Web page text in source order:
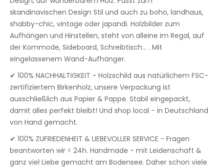
skandinavischen Design Stil und auch zu boho, landhaus,
shabby-chic, vintage oder japandi. Holzbilder zum
Aufhängen und Hinstellen, steht von alleine im Regal, auf
der Kommode, Sideboard, Schreibtisch... . Mit
eingelassenem Wand-Aufhänger.
✔ 100% NACHHALTIGKEIT - Holzschild aus natürlichem FSC-
zertifiziertem Birkenholz, unsere Verpackung ist
ausschließlich aus Papier & Pappe. Stabil eingepackt,
damit alles perfekt bleibt! Und shop local - in Deutschland
von Hand gemacht.
✔ 100% ZUFRIEDENHEIT & LIEBEVOLLER SERVICE - Fragen
beantworten wir < 24h. Handmade - mit Leidenschaft &
ganz viel Liebe gemacht am Bodensee. Daher schon viele